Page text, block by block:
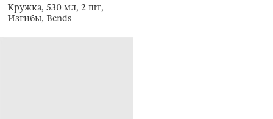
Кружка, 530 мл, 2 шт,
Изгибы, Bends